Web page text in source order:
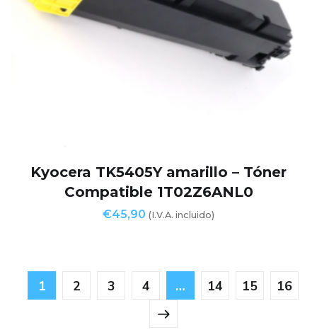
Kyocera TK5405Y amarillo – Tóner
Compatible 1T02Z6ANL0
€45,90 (I.V.A. incluido)
1 2 3 4 … 14 15 16